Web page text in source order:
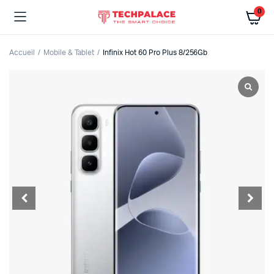
0
Accueil Mobile & Tablet Infinix Hot 60 Pro Plus 8/256Gb